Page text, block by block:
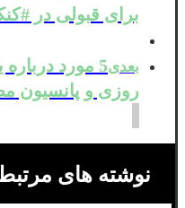
برای قبولی در
بعدی
5 مورد
روزی و پانسیون
نوشته های